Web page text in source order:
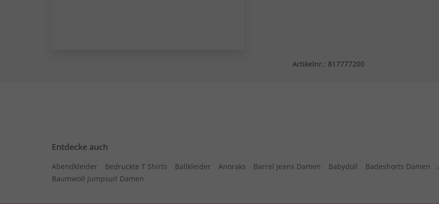
Artikelnr.: 817777200
Entdecke auch
Abendkleider Bedruckte T Shirts Ballkleider Anoraks Barrel Jeans Damen Babydoll Badeshorts Damen
Baumwoll Jumpsuit Damen